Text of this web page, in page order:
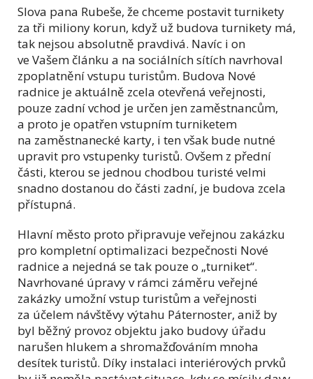
Slova pana Rubeše, že chceme postavit turnikety
za tři miliony korun, když už budova turnikety má,
tak nejsou absolutně pravdivá. Navíc i on
ve Vašem článku a na sociálních sítích navrhoval
zpoplatnění vstupu turistům. Budova Nové
radnice je aktuálně zcela otevřená veřejnosti,
pouze zadní vchod je určen jen zaměstnancům,
a proto je opatřen vstupním turniketem
na zaměstnanecké karty, i ten však bude nutné
upravit pro vstupenky turistů. Ovšem z přední
části, kterou se jednou chodbou turisté velmi
snadno dostanou do části zadní, je budova zcela
přístupná.
Hlavní město proto připravuje veřejnou zakázku
pro kompletní optimalizaci bezpečnosti Nové
radnice a nejedná se tak pouze o „turniket“.
Navrhované úpravy v rámci záměru veřejné
zakázky umožní vstup turistům a veřejnosti
za účelem návštěvy výtahu Páternoster, aniž by
byl běžný provoz objektu jako budovy úřadu
narušen hlukem a shromažďováním mnoha
desítek turistů. Díky instalaci interiérových prvků